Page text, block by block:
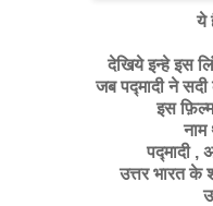
ये
देखिये इन्हे इस
जब पद्मादी ने
इस
नाम
पद्मादी ,
उत्तर भारत के